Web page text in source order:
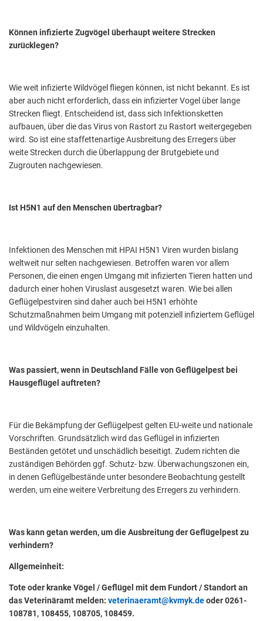
Können infizierte Zugvögel überhaupt weitere Strecken
zurücklegen?
Wie weit infizierte Wildvögel fliegen können, ist nicht bekannt. Es ist
aber auch nicht erforderlich, dass ein infizierter Vogel über lange
Strecken fliegt. Entscheidend ist, dass sich Infektionsketten
aufbauen, über die das Virus von Rastort zu Rastort weitergegeben
wird. So ist eine staffettenartige Ausbreitung des Erregers über
weite Strecken durch die Überlappung der Brutgebiete und
Zugrouten nachgewiesen.
Ist H5N1 auf den Menschen übertragbar?
Infektionen des Menschen mit HPAI H5N1 Viren wurden bislang
weltweit nur selten nachgewiesen. Betroffen waren vor allem
Personen, die einen engen Umgang mit infizierten Tieren hatten und
dadurch einer hohen Viruslast ausgesetzt waren. Wie bei allen
Geflügelpestviren sind daher auch bei H5N1 erhöhte
Schutzmaßnahmen beim Umgang mit potenziell infiziertem Geflügel
und Wildvögeln einzuhalten.
Was passiert, wenn in Deutschland Fälle von Geflügelpest bei
Hausgeflügel auftreten?
Für die Bekämpfung der Geflügelpest gelten EU-weite und nationale
Vorschriften. Grundsätzlich wird das Geflügel in infizierten
Beständen getötet und unschädlich beseitigt. Zudem richten die
zuständigen Behörden ggf. Schutz- bzw. Überwachungszonen ein,
in denen Geflügelbestände unter besondere Beobachtung gestellt
werden, um eine weitere Verbreitung des Erregers zu verhindern.
Was kann getan werden, um die Ausbreitung der Geflügelpest zu
verhindern?
Allgemeinheit:
Tote oder kranke Vögel / Geflügel mit dem Fundort / Standort an
das Veterinäramt melden: veterinaeramt@kvmyk.deoder 0261-
108781, 108455, 108705, 108459.